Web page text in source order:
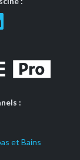
:
et Bains